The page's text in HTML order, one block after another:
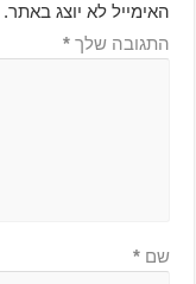
האימייל לא יוצג באתר.
התגובה שלך *
שם *